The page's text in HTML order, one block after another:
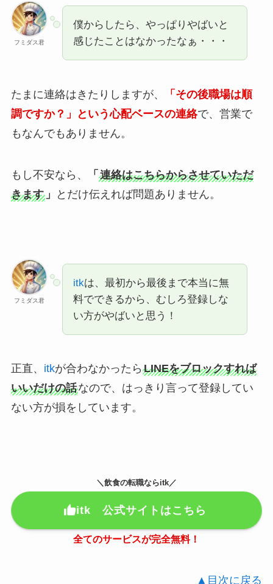
フミダス君
僕からしたら、やっぱりやばいと
感じたことはなかったなぁ・・・
たまに連絡はきたりしますが、
「その後職場は順
調ですか？」という心配ベースの連絡で、営業で
もなんでもありません。
もし不安なら、 「 連絡はこちらからさせていただ
きます」 とだけ伝えれば問題ありません。
フミダス君
itkは、最初から最後まで本当に無
料でできるから、むしろ登録しな
い方がやばいと思う！
正直、 itkが合わなかったら LINEをブロックすれば
いいだけの話なので、はっきり言って登録してい
ない方が損をしています。
＼飲食の転職ならitk／
itk 公式サイトはこちら
全てのサービスが完全無料！
▲目次に戻る